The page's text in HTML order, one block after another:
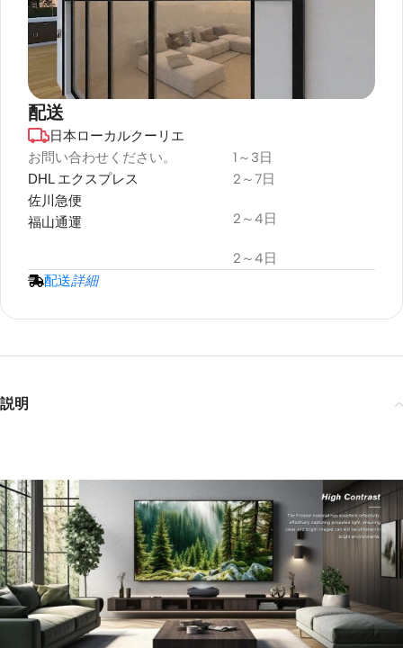
デュラプラス
耐候性
プロジェクタースクリーン
配送
日本ローカルクーリエ
お問い合わせください。 1～3日
DHL エクスプレス
佐川急便
福山通運
2～7日
2～4日
2～4日
配送詳細
説明